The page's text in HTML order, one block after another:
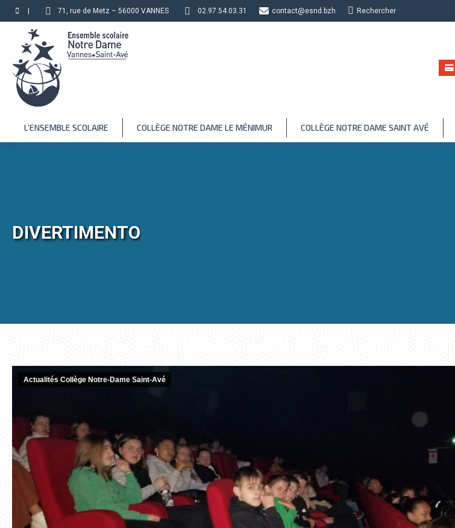
71, rue de Metz – 56000 VANNES 02.97.54.03.31 contact@esnd.bzh Recherche
Rechercher
L’ENSEMBLE SCOLAIRE COLLÈGE NOTRE DAME LE MÉNIMUR COLLÈGE NOTRE DAME SAINT AVÉ
DIVERTIMENTO
Actualités Collège Notre-Dame Saint-Avé